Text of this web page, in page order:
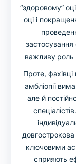
“здоровому”
оці і
застосування
важливу роль
Проте,
амбліопії
але й
ключовими
сприяють